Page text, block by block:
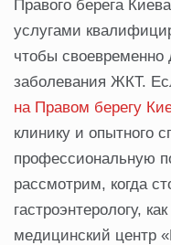
Правого берега
услугами
чтобы своевременно
заболевания ЖКТ.
на Правом берегу
клинику и опытного
профессиональную
рассмотрим, когда
гастроэнтерологу,
медицинский центр